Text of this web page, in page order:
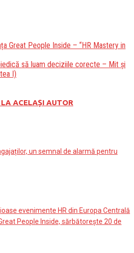
Great People Inside – “HR Mastery in
să luam deciziile corecte – Mit și
I)
LA ACELAȘI AUTOR
un semnal de alarmă pentru
evenimente HR din Europa Centrală
People Inside, sărbătorește 20 de